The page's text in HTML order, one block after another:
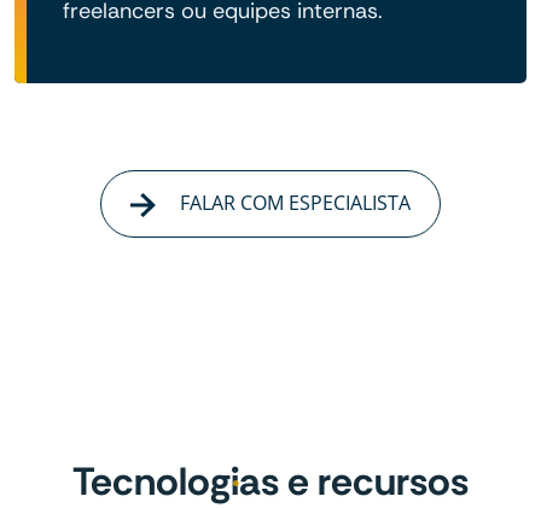
freelancers ou equipes internas.
FALAR COM ESPECIALISTA
Tecnologias e recursos